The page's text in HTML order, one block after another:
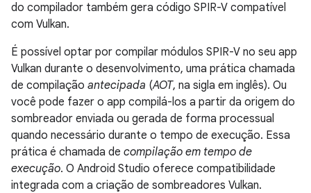
do compilador também gera código SPIR-V compatível
com Vulkan.
É possível optar por compilar módulos SPIR-V no seu app
Vulkan durante o desenvolvimento, uma prática chamada
de compilação antecipada (AOT, na sigla em inglês). Ou
você pode fazer o app compilá-los a partir da origem do
sombreador enviada ou gerada de forma processual
quando necessário durante o tempo de execução. Essa
prática é chamada de compilação em tempo de
execução. O Android Studio oferece compatibilidade
integrada com a criação de sombreadores Vulkan.